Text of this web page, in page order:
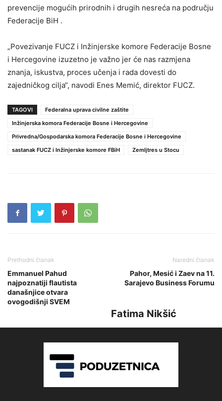
prevencije mogućih prirodnih i drugih nesreća na području
Federacije BiH .
„Povezivanje FUCZ i Inžinjerske komore Federacije Bosne
i Hercegovine izuzetno je važno jer će nas razmjena
znanja, iskustva, proces učenja i rada dovesti do
zajedničkog cilja“, navodi Enes Memić, direktor FUCZ.
TAGOVI
Federalna uprava civilne zaštite
Inžinjerska komora Federacije Bosne i Hercegovine
Privredna/Gospodarska komora Federacije Bosne i Hercegovine
sastanak FUCZ i Inžinjerske komore FBiH
Zemljtres u Stocu
Prethodni članak
Emmanuel Pahud
najpoznatiji flautista
današnjice otvara
ovogodišnji SVEM
Naredni članak
Pahor, Mesić i Zaev na 11.
Sarajevo Business Forumu
Fatima Nikšić